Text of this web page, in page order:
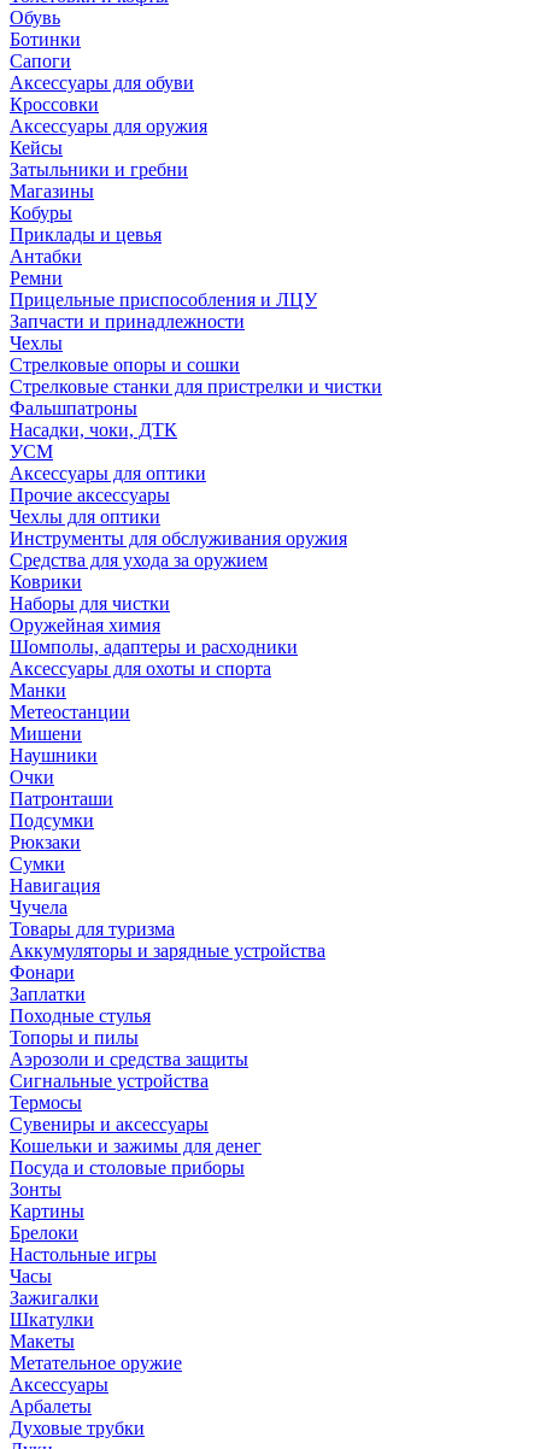
Обувь
Ботинки
Сапоги
Аксессуары для обуви
Кроссовки
Аксессуары для оружия
Кейсы
Затыльники и гребни
Магазины
Кобуры
Приклады и цевья
Антабки
Ремни
Прицельные приспособления и ЛЦУ
Запчасти и принадлежности
Чехлы
Стрелковые опоры и сошки
Стрелковые станки для пристрелки и чистки
Фальшпатроны
Насадки, чоки, ДТК
УСМ
Аксессуары для оптики
Прочие аксессуары
Чехлы для оптики
Инструменты для обслуживания оружия
Средства для ухода за оружием
Коврики
Наборы для чистки
Оружейная химия
Шомполы, адаптеры и расходники
Аксессуары для охоты и спорта
Манки
Метеостанции
Мишени
Наушники
Очки
Патронташи
Подсумки
Рюкзаки
Сумки
Навигация
Чучела
Товары для туризма
Аккумуляторы и зарядные устройства
Фонари
Заплатки
Походные стулья
Топоры и пилы
Аэрозоли и средства защиты
Сигнальные устройства
Термосы
Сувениры и аксессуары
Кошельки и зажимы для денег
Посуда и столовые приборы
Зонты
Картины
Брелоки
Настольные игры
Часы
Зажигалки
Шкатулки
Макеты
Метательное оружие
Аксессуары
Арбалеты
Духовые трубки